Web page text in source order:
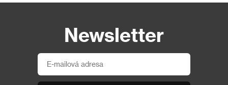
Newsletter